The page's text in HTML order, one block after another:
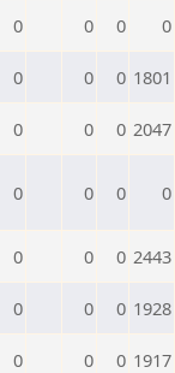
0 0 0 0
0 0 0 1801
0 0 0 2047
0 0 0 0
0 0 0 2443
0 0 0 1928
0 0 0 1917